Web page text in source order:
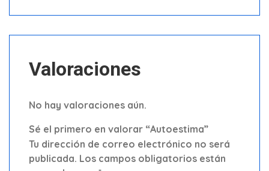
Valoraciones
No hay valoraciones aún.
Sé el primero en valorar “Autoestima”
Tu dirección de correo electrónico no será
publicada. Los campos obligatorios están